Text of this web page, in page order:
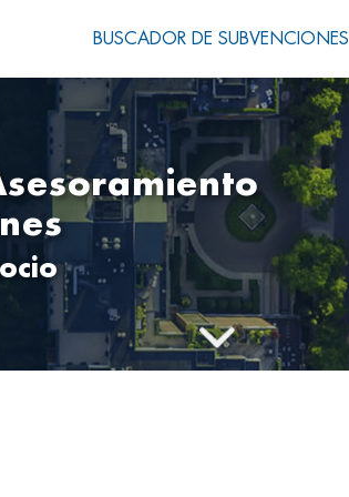
BUSCADOR DE SUBVENCIONES